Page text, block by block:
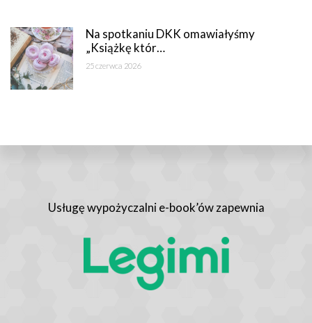
Na spotkaniu DKK omawiałyśmy
„Książkę któr…
25 czerwca 2026
Usługę wypożyczalni e-book’ów zapewnia